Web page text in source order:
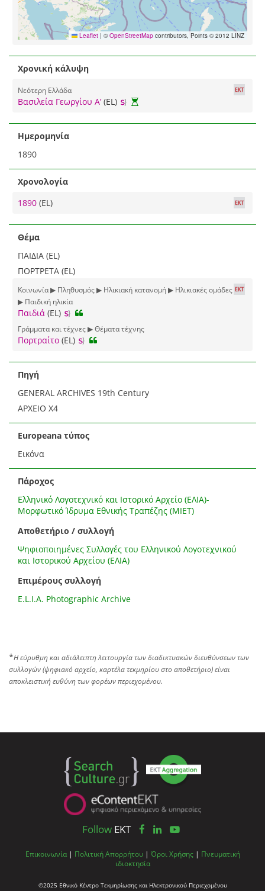
Leaflet | © OpenStreetMap contributors, Points © 2012 LINZ
Χρονική κάλυψη
Νεότερη Ελλάδα
Βασιλεία Γεωργίου Α’ (EL)
Ημερομηνία
1890
Χρονολογία
1890 (EL)
Θέμα
ΠΑΙΔΙΑ (EL)
ΠΟΡΤΡΕΤΑ (EL)
Κοινωνία ▶ Πληθυσμός ▶ Ηλικιακή κατανομή ▶ Ηλικιακές ομάδες
▶ Παιδική ηλικία
Παιδιά (EL)
Γράμματα και τέχνες ▶ Θέματα τέχνης
Πορτραίτο (EL)
Πηγή
GENERAL ARCHIVES 19th Century
ΑΡΧΕΙΟ Χ4
Europeana τύπος
Εικόνα
Πάροχος
Ελληνικό Λογοτεχνικό και Ιστορικό Αρχείο (ΕΛΙΑ)-
Μορφωτικό Ίδρυμα Εθνικής Τραπέζης (ΜΙΕΤ)
Αποθετήριο / συλλογή
Ψηφιοποιημένες Συλλογές του Ελληνικού Λογοτεχνικού
και Ιστορικού Αρχείου (ΕΛΙΑ)
Επιμέρους συλλογή
E.L.I.A. Photographic Archive
*Η εύρυθμη και αδιάλειπτη λειτουργία των διαδικτυακών διευθύνσεων των
συλλογών (ψηφιακό αρχείο, καρτέλα τεκμηρίου στο αποθετήριο) είναι
αποκλειστική ευθύνη των φορέων περιεχομένου.
Follow EKT
Επικοινωνία | Πολιτική Απορρήτου | Όροι Χρήσης | Πνευματική
ιδιοκτησία
©2025 Εθνικό Κέντρο Τεκμηρίωσης και Ηλεκτρονικού Περιεχομένου